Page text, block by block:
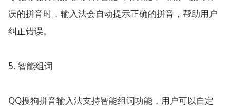
误的拼音时，输入法会自动提示正确的拼音，帮助用户
纠正错误。
5. 智能组词
QQ搜狗拼音输入法支持智能组词功能，用户可以自定